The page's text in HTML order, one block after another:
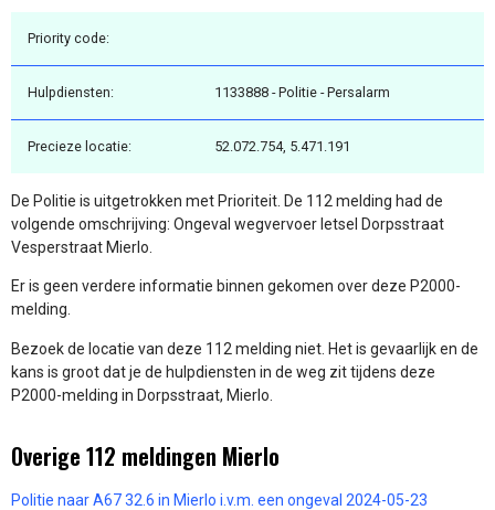
Priority code:
Hulpdiensten: 1133888 - Politie - Persalarm
Precieze locatie: 52.072.754, 5.471.191
De Politie is uitgetrokken met Prioriteit. De 112 melding had de
volgende omschrijving: Ongeval wegvervoer letsel Dorpsstraat
Vesperstraat Mierlo.
Er is geen verdere informatie binnen gekomen over deze P2000-
melding.
Bezoek de locatie van deze 112 melding niet. Het is gevaarlijk en de
kans is groot dat je de hulpdiensten in de weg zit tijdens deze
P2000-melding in Dorpsstraat, Mierlo.
Overige 112 meldingen Mierlo
Politie naar A67 32.6 in Mierlo i.v.m. een ongeval 2024-05-23